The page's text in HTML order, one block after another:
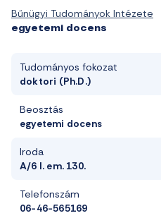
Bűnügyi Tudományok Intézete
egyetemi docens
Tudományos fokozat
doktori (Ph.D.)
Beosztás
egyetemi docens
Iroda
A/6 I. em. 130.
Telefonszám
06-46-565169